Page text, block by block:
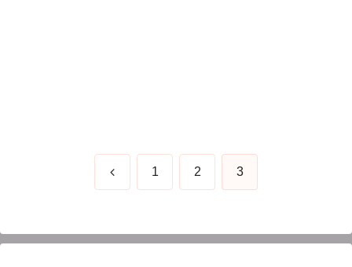
前 1 2 3